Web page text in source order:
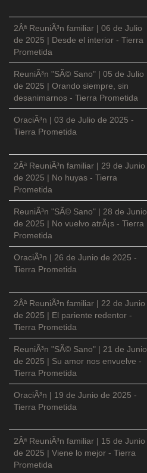
2Âª ReuniÃ³n familiar | 06 de Julio
de 2025 | Desde el interior - Tierra
Prometida
ReuniÃ³n "SÃ© Sano" | 05 de Julio
de 2025 | Orando siempre, sin
desanimarnos - Tierra Prometida
OraciÃ³n | 03 de Julio de 2025 -
Tierra Prometida
2Âª ReuniÃ³n familiar | 29 de Junio
de 2025 | No huyas - Tierra
Prometida
ReuniÃ³n "SÃ© Sano" | 28 de Junio
de 2025 | No vuelvo atrÃ¡s - Tierra
Prometida
OraciÃ³n | 26 de Junio de 2025 -
Tierra Prometida
2Âª ReuniÃ³n familiar | 22 de Junio
de 2025 | El pariente redentor -
Tierra Prometida
ReuniÃ³n "SÃ© Sano" | 21 de Junio
de 2025 | Su amor nos envuelve -
Tierra Prometida
OraciÃ³n | 19 de Junio de 2025 -
Tierra Prometida
2Âª ReuniÃ³n familiar | 15 de Junio
de 2025 | Viene lo mejor - Tierra
Prometida